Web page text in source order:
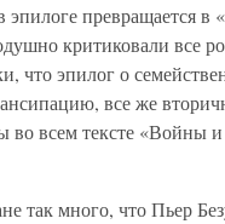
эпилоге превращается
критиковали все
что эпилог о
все же
во всем тексте
так много, что Пьер